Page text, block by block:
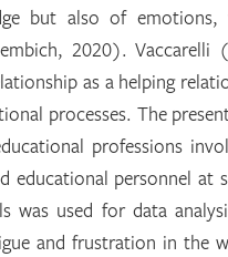
but also of emotions,
2020). Vaccarelli
as a helping
processes. The
professions
educational personnel at
was used for data
and frustration in the